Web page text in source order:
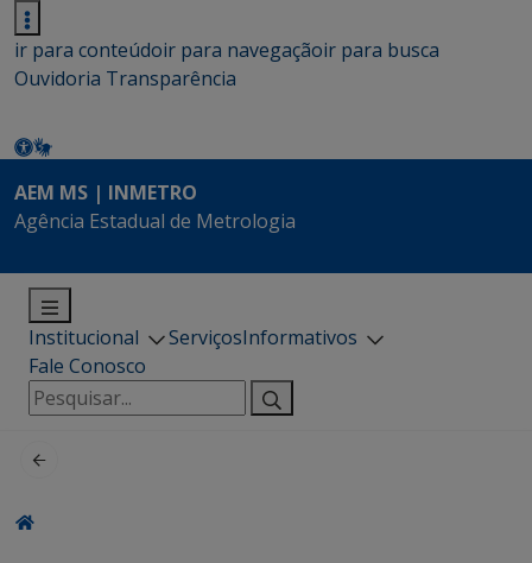
ir para conteúdoir para navegaçãoir para busca
Ouvidoria Transparência
AEM MS | INMETRO
Agência Estadual de Metrologia
Institucional ServiçosInformativos
Fale Conosco
Pesquisar
por: